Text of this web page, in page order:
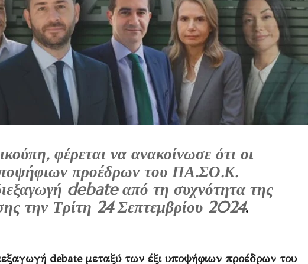
φέρεται να ανακοίνωσε ότι οι
προέδρων του ΠΑ.ΣΟ.Κ.
debate από τη συχνότητα της
την Τρίτη 24 Σεπτεμβρίου 2024.
debate μεταξύ των έξι υποψήφιων προέδρων του